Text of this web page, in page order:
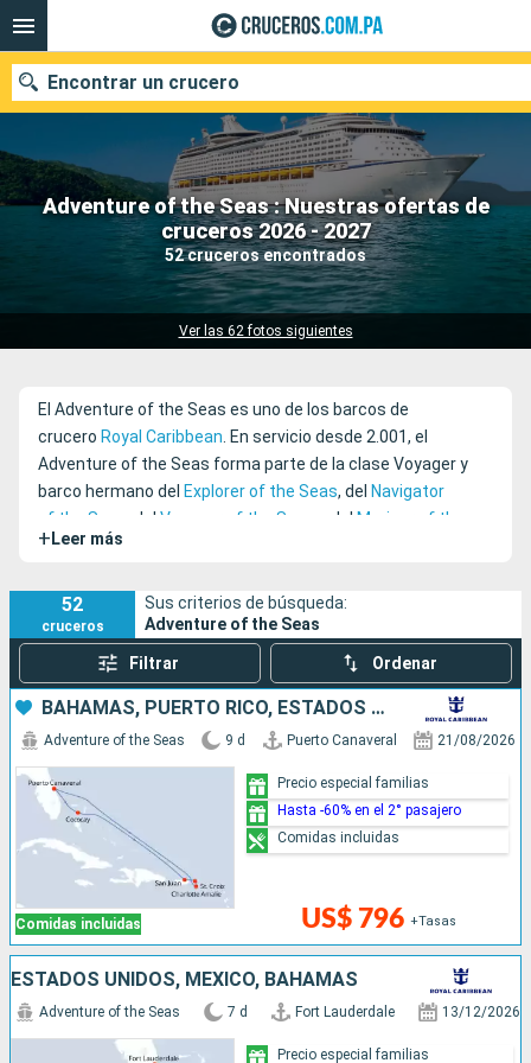
Adventure of the Seas : Nuestras ofertas de
cruceros 2026 - 2027
52 cruceros encontrados
Ver las 62 fotos siguientes
Encontrar un crucero
Nuestros destinos
Fecha de salida
El Adventure of the Seas es uno de los barcos de
crucero Royal Caribbean. En servicio desde 2.001, el
Adventure of the Seas forma parte de la clase Voyager y
barco hermano del Explorer of the Seas, del Navigator
of the Seas
, del Voyager of the Seas y del Mariner of the
Seas. Este imponente barco es famoso por sus numerosas
+ Leer más
52
cruceros
Sus criterios de búsqueda:
Adventure of the Seas
Filtrar Ordenar
BAHAMAS, PUERTO RICO, ESTADOS UNIDOS
Comidas incluidas
Adventure of the Seas 9 d Puerto Canaveral 21/08/2026
US$ 796 +Tasas
Precio especial familias
Hasta -60% en el 2° pasajero
Comidas incluidas
ESTADOS UNIDOS, MÉXICO, BAHAMAS
Adventure of the Seas 7 d Fort Lauderdale 13/12/2026
Precio especial familias